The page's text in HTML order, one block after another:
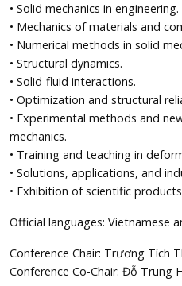
• Solid mechanics in engineering.
• Mechanics of materials and
• Numerical methods in solid
• Structural dynamics.
• Solid-fluid interactions.
• Optimization and structural
• Experimental methods and
mechanics.
• Training and teaching in
• Solutions, applications, and
• Exhibition of scientific
Official languages: Vietnamese
Conference Chair: Trương Tích
Conference Co-Chair: Đỗ Trung